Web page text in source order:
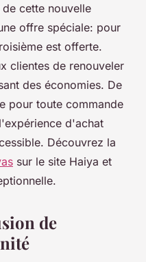
cette nouvelle
offre spéciale: pour
est offerte.
clientes de renouveler
des économies. De
pour toute commande
d'achat
Découvrez la
sur le site Haiya et
de